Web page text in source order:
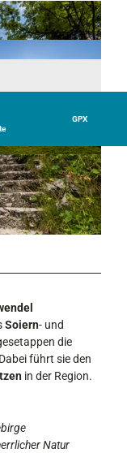
| Wolfgang Ehn
GPX
Soiern- und
die
führt sie den
in der Region.
Natur